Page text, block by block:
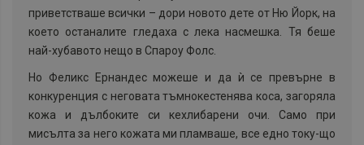
приветстваше всички – дори новото дете от Ню Йорк, на
което останалите гледаха с лека насмешка. Тя беше
най-хубавото нещо в Спароу Фолс.
Но Феликс Eрнандес можеше и да ѝ се превърне в
конкуренция с неговата тъмнокестенява коса, загоряла
кожа и дълбоките си кехлибарени очи. Само при
мисълта за него кожата ми пламваше, все едно току-що